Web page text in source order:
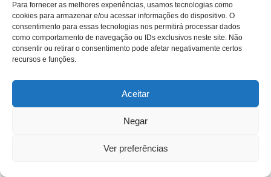
Para fornecer as melhores experiências, usamos tecnologias como
cookies para armazenar e/ou acessar informações do dispositivo. O
consentimento para essas tecnologias nos permitirá processar dados
como comportamento de navegação ou IDs exclusivos neste site. Não
consentir ou retirar o consentimento pode afetar negativamente certos
recursos e funções.
Aceitar
Negar
Ver preferências
Receitas por tipo de dieta
Alkaline
Detox
Gluten‑free